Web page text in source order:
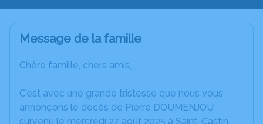
Message de la famille
Chère famille, chers amis,
C’est avec une grande tristesse que nous vous
annonçons le décès de Pierre DOUMENJOU
survenu le mercredi 27 août 2025 à Saint-Castin.